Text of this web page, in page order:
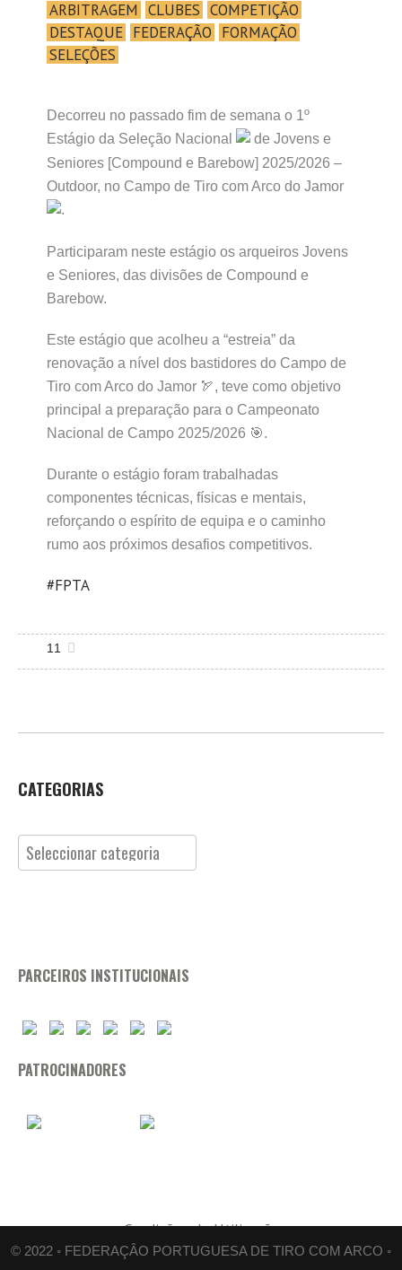
ARBITRAGEM CLUBES COMPETIÇÃO
DESTAQUE FEDERAÇÃO FORMAÇÃO
SELEÇÕES
Decorreu no passado fim de semana o 1º
Estágio da Seleção Nacional
de Jovens e
Seniores [Compound e Barebow] 2025/2026 –
Outdoor, no Campo de Tiro com Arco do Jamor
.
Participaram neste estágio os arqueiros Jovens
e Seniores, das divisões de Compound e
Barebow.
Este estágio que acolheu a “estreia” da
renovação a nível dos bastidores do Campo de
Tiro com Arco do Jamor 🏹, teve como objetivo
principal a preparação para o Campeonato
Nacional de Campo 2025/2026 🎯.
Durante o estágio foram trabalhadas
componentes técnicas, físicas e mentais,
reforçando o espírito de equipa e o caminho
rumo aos próximos desafios competitivos.
#FPTA
11
CATEGORIAS
Categorias
PARCEIROS INSTITUCIONAIS
PATROCINADORES
Condições de Utilização
© 2022 ◦ FEDERAÇÂO PORTUGUESA DE TIRO COM ARCO ◦